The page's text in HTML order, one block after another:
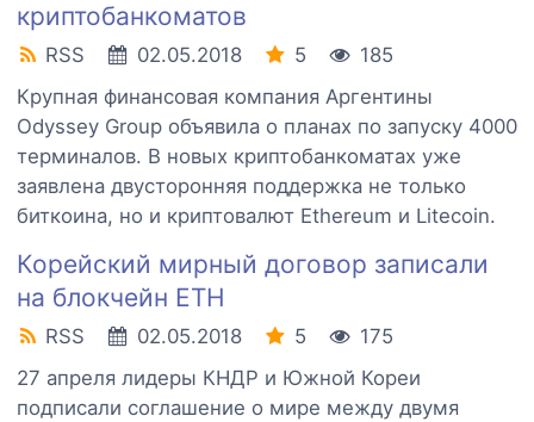
криптобанкоматов
RSS 02.05.2018 5
185
Крупная финансовая компания Аргентины
Odyssey Group объявила о планах по запуску 4000
терминалов. В новых криптобанкоматах уже
заявлена двусторонняя поддержка не только
биткоина, но и криптовалют Ethereum и Litecoin.
Корейский мирный договор записали
на блокчейн ETH
RSS 02.05.2018 5
175
27 апреля лидеры КНДР и Южной Кореи
подписали соглашение о мире между двумя